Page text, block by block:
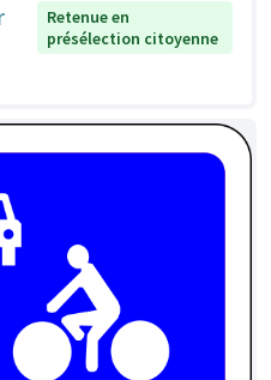
Retenue en
présélection citoyenne